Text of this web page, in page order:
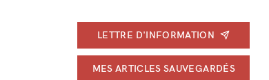
LETTRE D'INFORMATION
MES ARTICLES SAUVEGARDÉS